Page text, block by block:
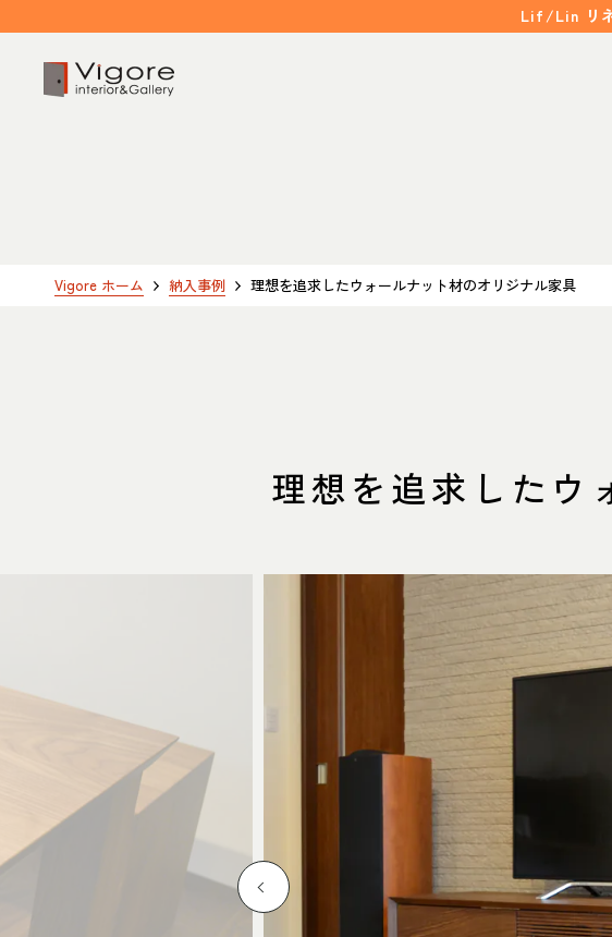
Lif/Lin リネ
EVENT / NEWS FAQ
中川店
〒454-0825 名古屋市中川区
107
Google map
営業時間
平日 11：00～18：00
土・日・祝 11：00～19：00
定休日
水曜日（祝日は営業）
052-361-5551
Vigore ホーム 納入事例 理想を追求したウォールナット材のオリジナル家具
理想を追求したウ